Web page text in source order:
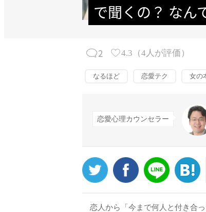
で聞くの？ なん
2 4.3 （4 人が評価）
なるほど 恋愛テク 女の
恋愛心理カウンセラー
恋人から「今まで何人と付き合